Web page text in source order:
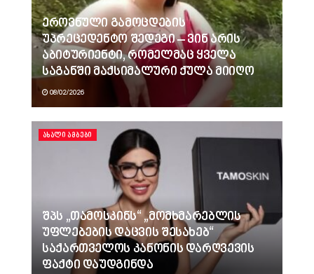
ეროვნული გამოცდების
უპრეცედენტო შედეგი – ვინ არის
აბიტურიენტი, რომელმაც ყველა
საგანში მაქსიმალური ქულა მიიღო
08/02/2026
ᲐᲮᲐᲚᲘ ᲐᲛᲑᲔᲑᲘ
შპს „თამოსკინს“ „მომხმარებლის
უფლებების დაცვის შესახებ“
საქართველოს კანონის დარღვევის
ფაქტი დაუდგინდა